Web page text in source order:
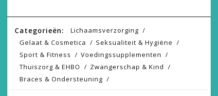
Categorieën:
Lichaamsverzorging
Gelaat & Cosmetica
Seksualiteit & Hygiëne
Sport & Fitness
Voedingssupplementen
Thuiszorg & EHBO
Zwangerschap & Kind
Braces & Ondersteuning